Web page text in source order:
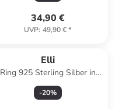
34,90 €
UVP: 49,90 €*
Elli
Ring 925 Sterling Silber in
Gold
-20%